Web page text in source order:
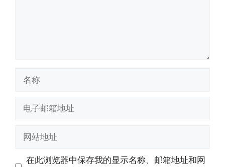
址 在此浏览器中保存我的显示名称、邮箱地址和网